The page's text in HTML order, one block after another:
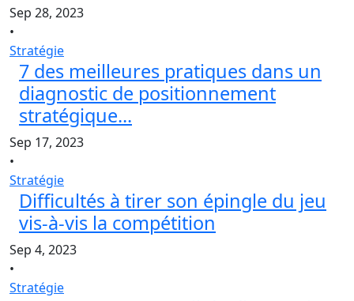
Sep 28, 2023
•
Stratégie
7 des meilleures pratiques dans un
diagnostic de positionnement
stratégique...
Sep 17, 2023
•
Stratégie
Difficultés à tirer son épingle du jeu
vis-à-vis la compétition
Sep 4, 2023
•
Stratégie